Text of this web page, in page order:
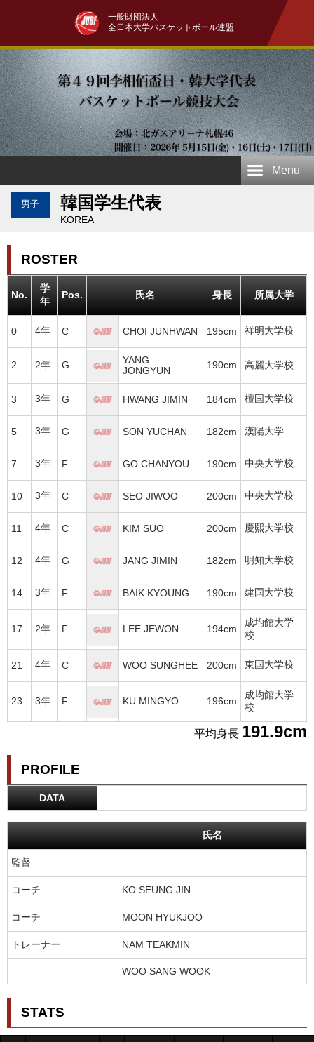
一般財団法人
全日本大学バスケットボール連盟
Menu
男子 韓国学生代表
KOREA
ROSTER
No.
学
年
Pos. 氏名 身長 所属大学
0 4年 C CHOI JUNHWAN 195cm 祥明大学校
2 2年 G
YANG
JONGYUN
190cm 高麗大学校
3 3年 G HWANG JIMIN 184cm 檀国大学校
5 3年 G SON YUCHAN 182cm 漢陽大学
7 3年 F GO CHANYOU 190cm 中央大学校
10 3年 C SEO JIWOO 200cm 中央大学校
11 4年 C KIM SUO 200cm 慶熙大学校
12 4年 G JANG JIMIN 182cm 明知大学校
14 3年 F BAIK KYOUNG 190cm 建国大学校
17 2年 F LEE JEWON 194cm
成均館大学
校
21 4年 C WOO SUNGHEE 200cm 東国大学校
23 3年 F KU MINGYO 196cm
成均館大学
校
平均身長 191.9cm
PROFILE
DATA
氏名
監督
コーチ KO SEUNG JIN
コーチ MOON HYUKJOO
トレーナー NAM TEAKMIN
WOO SANG WOOK
STATS